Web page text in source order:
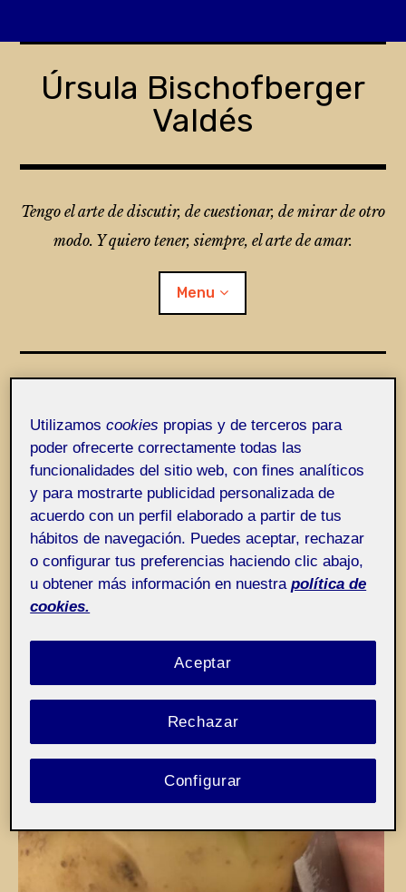
contentÚrsula Bischofberger
Valdés
Tengo el arte de discutir, de cuestionar, de mirar de otro
modo. Y quiero tener, siempre, el arte de amar.
Menu
¿Qué es Folio?
Entrada de incidencias o sugerencias
Etiqueta:El sujeto posmoderno muerde con
educación
Utilizamoscookies propias y de terceros para
poder ofrecerte correctamente todas las
funcionalidades del sitio web, con fines analíticos
y para mostrarte publicidad personalizada de
acuerdo con un perfil elaborado a partir de tus
hábitos de navegación. Puedes aceptar, rechazar
o configurar tus preferencias haciendo clic abajo,
u obtener más información en nuestra política de
cookies.
Rechazar
Aceptar
Configurar